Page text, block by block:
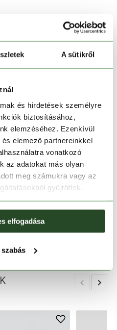
A sütikről
és hirdetések személyre
biztosításához,
elemzéséhez. Ezenkívül
elemező partnereinkkel
vonatkozó
az adatokat más olyan
meg számukra vagy az
gyűjtöttek.
elfogadása
teszem
elérhető|Foglalás